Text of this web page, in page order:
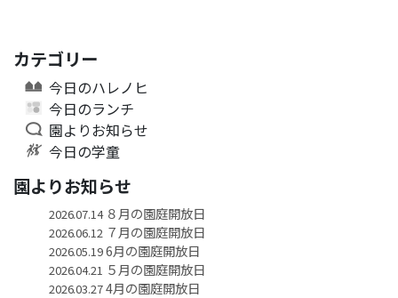
カテゴリー
今日のハレノヒ
今日のランチ
園よりお知らせ
今日の学童
園よりお知らせ
2026.07.14８月の園庭開放日
2026.06.12 ７月の園庭開放日
2026.05.196月の園庭開放日
2026.04.21 ５月の園庭開放日
2026.03.274月の園庭開放日